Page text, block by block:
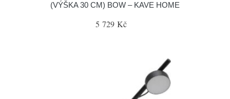
(VÝŠKA 30 CM) BOW – KAVE HOME
5 729 Kč